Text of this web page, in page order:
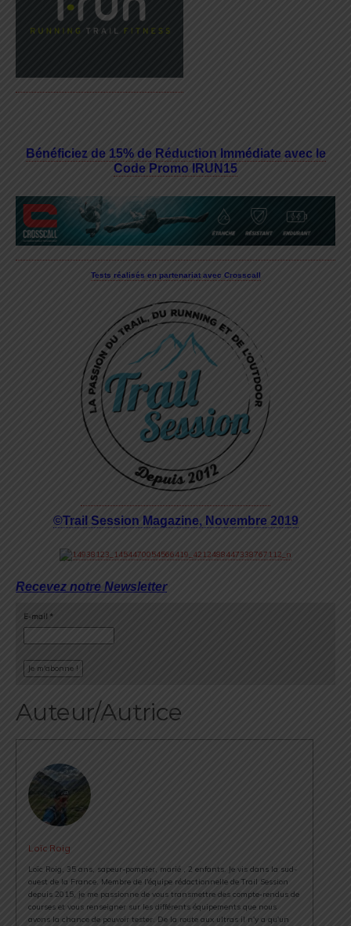
Bénéficiez de 15% de Réduction Immédiate avec le
Code Promo IRUN15
Tests réalisés en partenariat avec Crosscall
©Trail Session Magazine, Novembre 2019
Recevez notre Newsletter
E-mail *
Auteur/Autrice
Loïc Roig
Loïc Roig, 35 ans, sapeur-pompier, marié , 2 enfants. Je vis dans la sud-
ouest de la France. Membre de l'équipe rédactionnelle de Trail Session
depuis 2015, je me passionne de vous transmettre des compte-rendus de
courses et vous renseigner sur les différents équipements que nous
avons la chance de pouvoir tester. De la route aux ultras il n'y a qu'un